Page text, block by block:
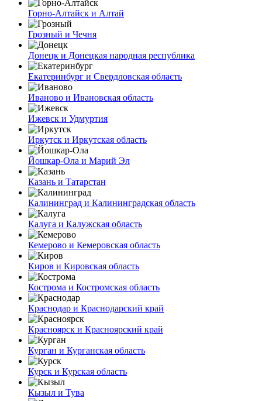
Горно-Алтайск и Алтай
Грозный и Чечня
Донецк и Донецкая народная республика
Екатеринбург и Свердловская область
Иваново и Ивановская область
Ижевск и Удмуртия
Иркутск и Иркутская область
Йошкар-Ола и Марий Эл
Казань и Татарстан
Калининград и Калининградская область
Калуга и Калужская область
Кемерово и Кемеровская область
Киров и Кировская область
Кострома и Костромская область
Краснодар и Краснодарский край
Красноярск и Красноярский край
Курган и Курганская область
Курск и Курская область
Кызыл и Тува